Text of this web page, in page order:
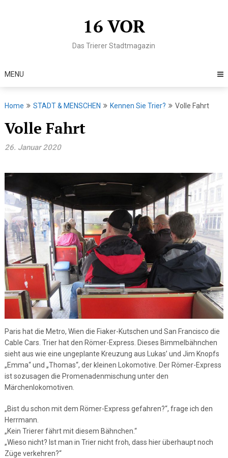
16 VOR
Das Trierer Stadtmagazin
MENU
Home STADT & MENSCHEN Kennen Sie Trier? Volle Fahrt
Volle Fahrt
26. Januar 2020
Paris hat die Metro, Wien die Fiaker-Kutschen und San Francisco die
Cable Cars. Trier hat den Römer-Express. Dieses Bimmelbähnchen
sieht aus wie eine ungeplante Kreuzung aus Lukas’ und Jim Knopfs
„Emma“ und „Thomas“, der kleinen Lokomotive. Der Römer-Express
ist sozusagen die Promenadenmischung unter den
Märchenlokomotiven.
„Bist du schon mit dem Römer-Express gefahren?“, frage ich den
Herrmann.
„Kein Trierer fährt mit diesem Bähnchen.“
„Wieso nicht? Ist man in Trier nicht froh, dass hier überhaupt noch
Züge verkehren?“